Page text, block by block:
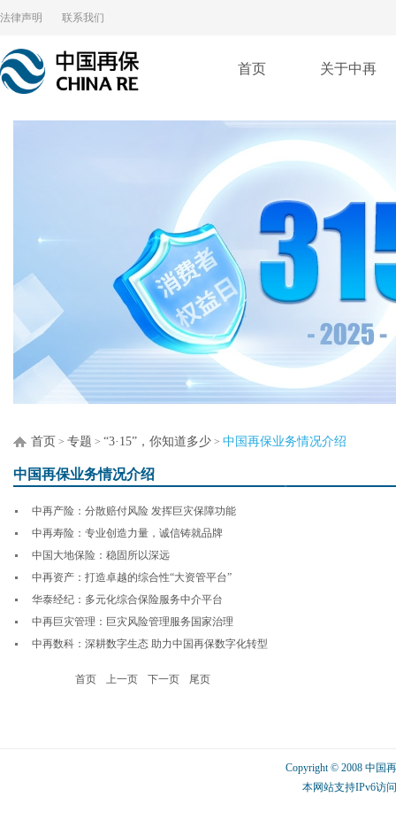
法律声明 联系我们
首页 关于中再
首页 > 专题 > “3·15”，你知道多少 > 中国再保业务情况介绍
中国再保业务情况介绍
中再产险：分散赔付风险 发挥巨灾保障功能
中再寿险：专业创造力量，诚信铸就品牌
中国大地保险：稳固所以深远
中再资产：打造卓越的综合性“大资管平台”
华泰经纪：多元化综合保险服务中介平台
中再巨灾管理：巨灾风险管理服务国家治理
中再数科：深耕数字生态 助力中国再保数字化转型
首页 上一页 下一页 尾页
Copyright © 2008 中国
本网站支持IPv6访